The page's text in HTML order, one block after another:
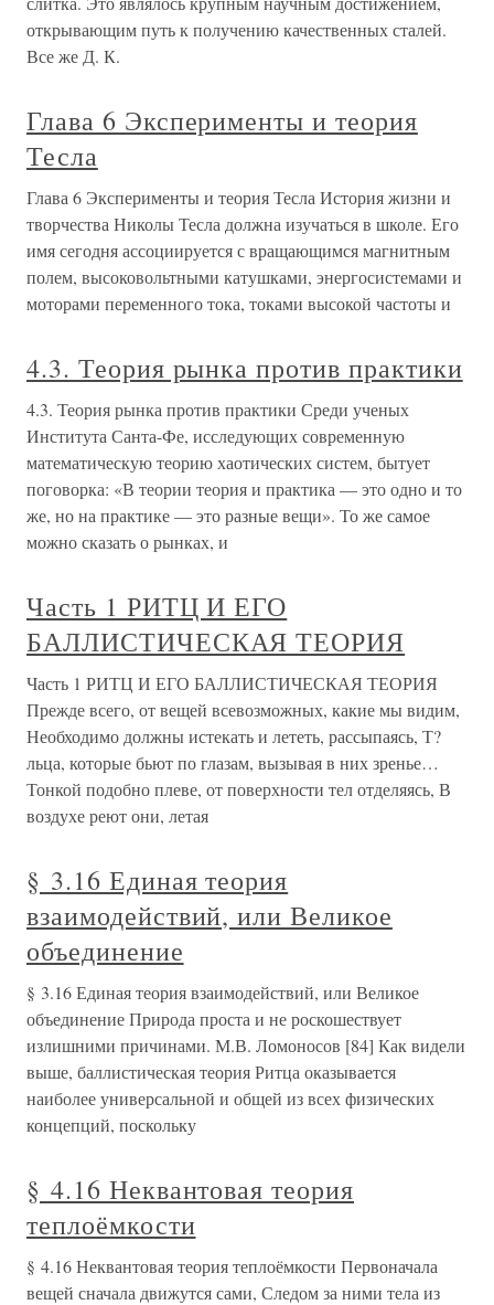
открывающим путь к получению качественных сталей.
Все же Д. К.
Глава 6 Эксперименты и теория
Тесла
Глава 6 Эксперименты и теория Тесла История жизни и
творчества Николы Тесла должна изучаться в школе. Его
имя сегодня ассоциируется с вращающимся магнитным
полем, высоковольтными катушками, энергосистемами и
моторами переменного тока, токами высокой частоты и
4.3. Теория рынка против практики
4.3. Теория рынка против практики Среди ученых
Института Санта-Фе, исследующих современную
математическую теорию хаотических систем, бытует
поговорка: «В теории теория и практика — это одно и то
же, но на практике — это разные вещи». То же самое
можно сказать о рынках, и
Часть 1 РИТЦ И ЕГО
БАЛЛИСТИЧЕСКАЯ ТЕОРИЯ
Часть 1 РИТЦ И ЕГО БАЛЛИСТИЧЕСКАЯ ТЕОРИЯ
Прежде всего, от вещей всевозможных, какие мы видим,
Необходимо должны истекать и лететь, рассыпаясь, Т?
льца, которые бьют по глазам, вызывая в них зренье…
Тонкой подобно плеве, от поверхности тел отделяясь, В
воздухе реют они, летая
§ 3.16 Единая теория
взаимодействий, или Великое
объединение
§ 3.16 Единая теория взаимодействий, или Великое
объединение Природа проста и не роскошествует
излишними причинами. М.В. Ломоносов [84] Как видели
выше, баллистическая теория Ритца оказывается
наиболее универсальной и общей из всех физических
концепций, поскольку
§ 4.16 Неквантовая теория
теплоёмкости
§ 4.16 Неквантовая теория теплоёмкости Первоначала
вещей сначала движутся сами, Следом за ними тела из